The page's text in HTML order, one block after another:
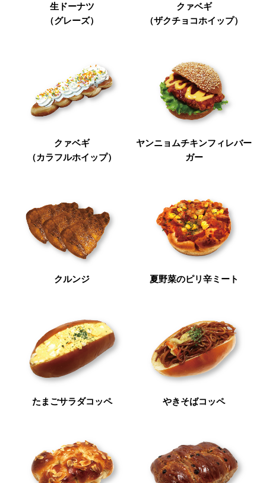
生ドーナツ
（グレーズ）
クァベギ
（ザクチョコホイップ）
クァベギ
（カラフルホイップ）
ヤンニョムチキンフィレバー
ガー
クルンジ 夏野菜のピリ辛ミート
たまごサラダコッペ やきそばコッペ